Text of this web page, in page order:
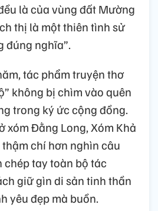
là của vùng đất Mường
thị là một thiên tình sử
đúng nghĩa”.
tác phẩm truyện thơ
không bị chìm vào quên
trong ký ức cộng đồng.
xóm Đằng Long, Xóm Khả
chí hơn nghìn câu
tay toàn bộ tác
giữ gìn di sản tinh thần
yêu đẹp mà buồn.